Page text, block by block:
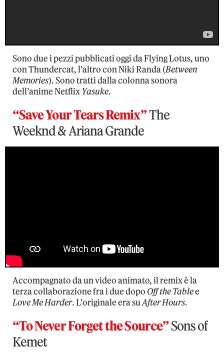
Sono due i pezzi pubblicati oggi da Flying Lotus, uno
con Thundercat, l’altro con Niki Randa (Between
Memories). Sono tratti dalla colonna sonora
dell’anime Netflix Yasuke.
“Save Your Tears Remix”The
Weeknd & Ariana Grande
Accompagnato da un video animato, il remix è la
terza collaborazione fra i due dopo Off the Tablee
Love Me Harder. L’originale era suAfter Hours.
“To Never Forget the Source”Sons of
Kemet